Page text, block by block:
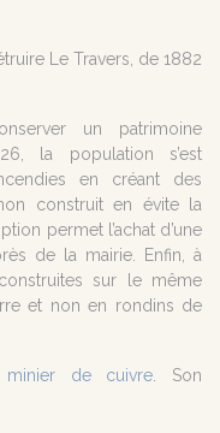
Le Travers, de 1882
un patrimoine
la population s’est
en créant des
construit en évite la
permet l’achat d’une
de la mairie. Enfin, à
sur le même
et non en rondins de
minier de cuivre . Son